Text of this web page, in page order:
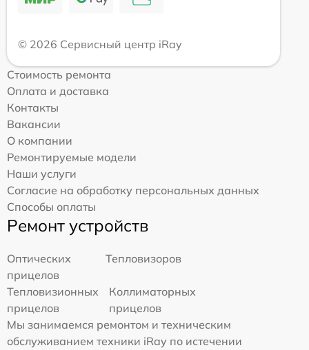
© 2026 Сервисный центр iRay
Стоимость ремонта
Оплата и доставка
Контакты
Вакансии
О компании
Ремонтируемые модели
Наши услуги
Согласие на обработку персональных данных
Способы оплаты
Ремонт устройств
Оптических
прицелов
Тепловизоров
Тепловизионных
прицелов
Коллиматорных
прицелов
Мы занимаемся ремонтом и техническим
обслуживанием техники iRay по истечении